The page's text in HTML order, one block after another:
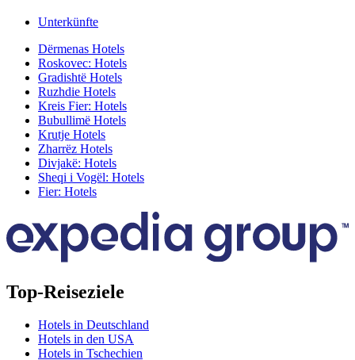
Unterkünfte
Dërmenas Hotels
Roskovec: Hotels
Gradishtë Hotels
Ruzhdie Hotels
Kreis Fier: Hotels
Bubullimë Hotels
Krutje Hotels
Zharrëz Hotels
Divjakë: Hotels
Sheqi i Vogël: Hotels
Fier: Hotels
Top-Reiseziele
Hotels in Deutschland
Hotels in den USA
Hotels in Tschechien